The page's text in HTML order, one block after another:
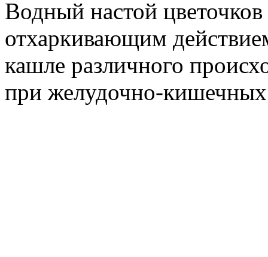
Водный настой
отхаркивающим
кашле различного
при желудочно-